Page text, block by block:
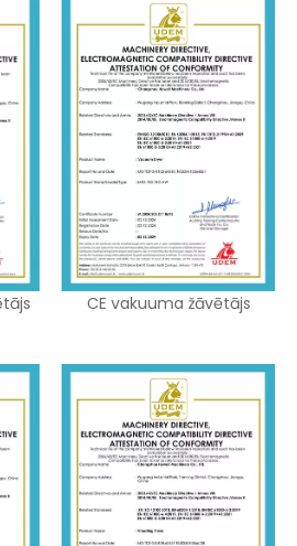
CE vakuuma žāvētājs